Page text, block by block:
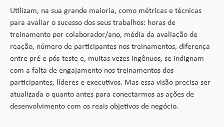
Utilizam, na sua grande maioria, como métricas e técnicas
para avaliar o sucesso dos seus trabalhos: horas de
treinamento por colaborador/ano, média da avaliação de
reação, número de participantes nos treinamentos, diferença
entre pré e pós-teste e, muitas vezes ingênuos, se indignam
com a falta de engajamento nos treinamentos dos
participantes, líderes e executivos. Mas essa visão precisa ser
atualizada o quanto antes para conectarmos as ações de
desenvolvimento com os reais objetivos de negócio.